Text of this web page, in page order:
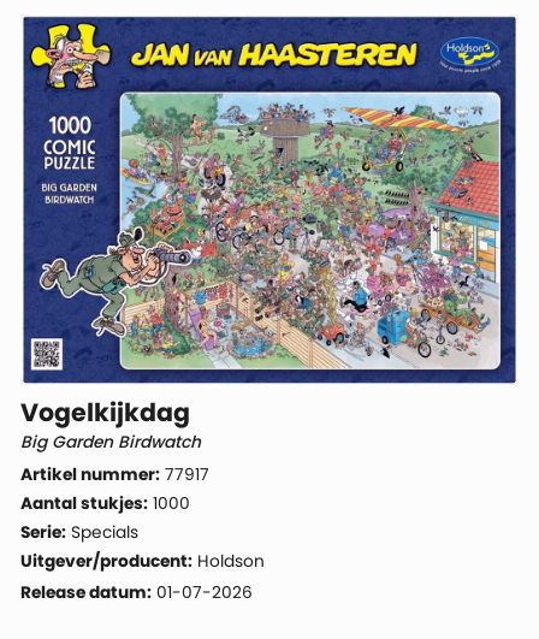
Vogelkijkdag
Big Garden Birdwatch
Artikel nummer: 77917
Aantal stukjes: 1000
Serie: Specials
Uitgever/producent: Holdson
Release datum: 01-07-2026